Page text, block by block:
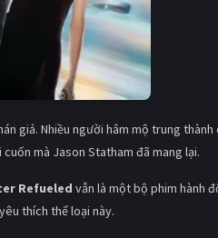
giả. Nhiều người hâm mộ trung thành
mà Jason Statham đã mang lại.
Refueled vẫn là một bộ phim hành
thích thể loại này.